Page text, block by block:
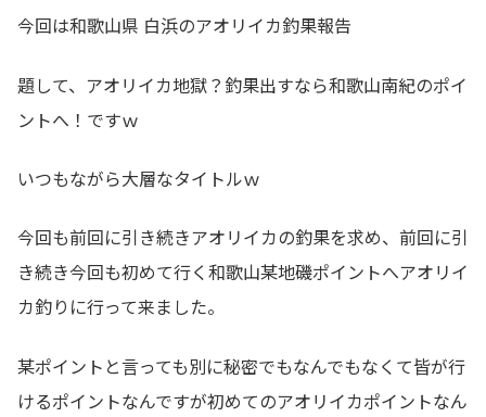
今回は和歌山県 白浜のアオリイカ釣果報告
題して、アオリイカ地獄？釣果出すなら和歌山南紀のポイ
ントへ！ですｗ
いつもながら大層なタイトルｗ
今回も前回に引き続きアオリイカの釣果を求め、前回に引
き続き今回も初めて行く和歌山某地磯ポイントへアオリイ
カ釣りに行って来ました。
某ポイントと言っても別に秘密でもなんでもなくて皆が行
けるポイントなんですが初めてのアオリイカポイントなん